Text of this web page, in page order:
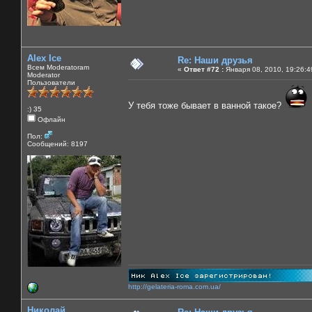
Alex Ice
Всем Moderatoram
Moderator
Пользователи
:) 35
Офлайн
Пол:
Сообщений: 8197
Re: Наши друзья
« Ответ #72 : Января 08, 2010,
У тебя тоже бывает в ванной такое?
http://gelateria-roma.com.ua/